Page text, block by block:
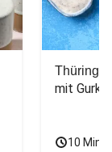
mit
10